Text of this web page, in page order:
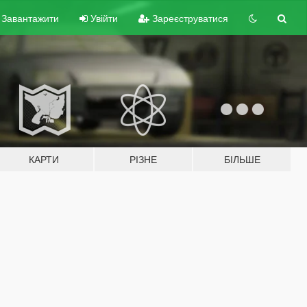
Увійти Зареєструватися
КАРТИ РІЗНЕ БІЛЬШЕ